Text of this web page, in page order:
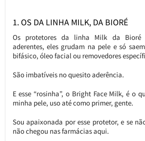
1. OS DA LINHA MILK, DA BIORÉ
Os protetores da linha Milk da Bioré
aderentes, eles grudam na pele e só
bifásico, óleo facial ou removedores
São imbatíveis no quesito aderência.
E esse “rosinha”, o Bright Face Milk, é o
minha pele, uso até como primer, gente.
Sou apaixonada por esse protetor, e se
não chegou nas farmácias aqui.